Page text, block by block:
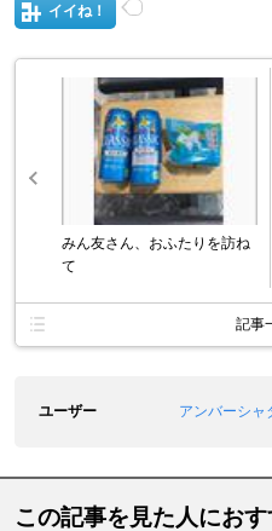
イイね！
みん友さん、おふたりを訪ね
て
記事
ユーザー アンバーシャ
この記事を見た人にお